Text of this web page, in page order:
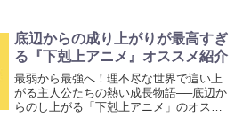
す。
底辺からの成り上がりが最高すぎ
る『下剋上アニメ』オススメ紹介
最弱から最強へ！理不尽な世界で這い上
がる主人公たちの熱い成長物語──底辺か
らのし上がる「下剋上アニメ」のオスス